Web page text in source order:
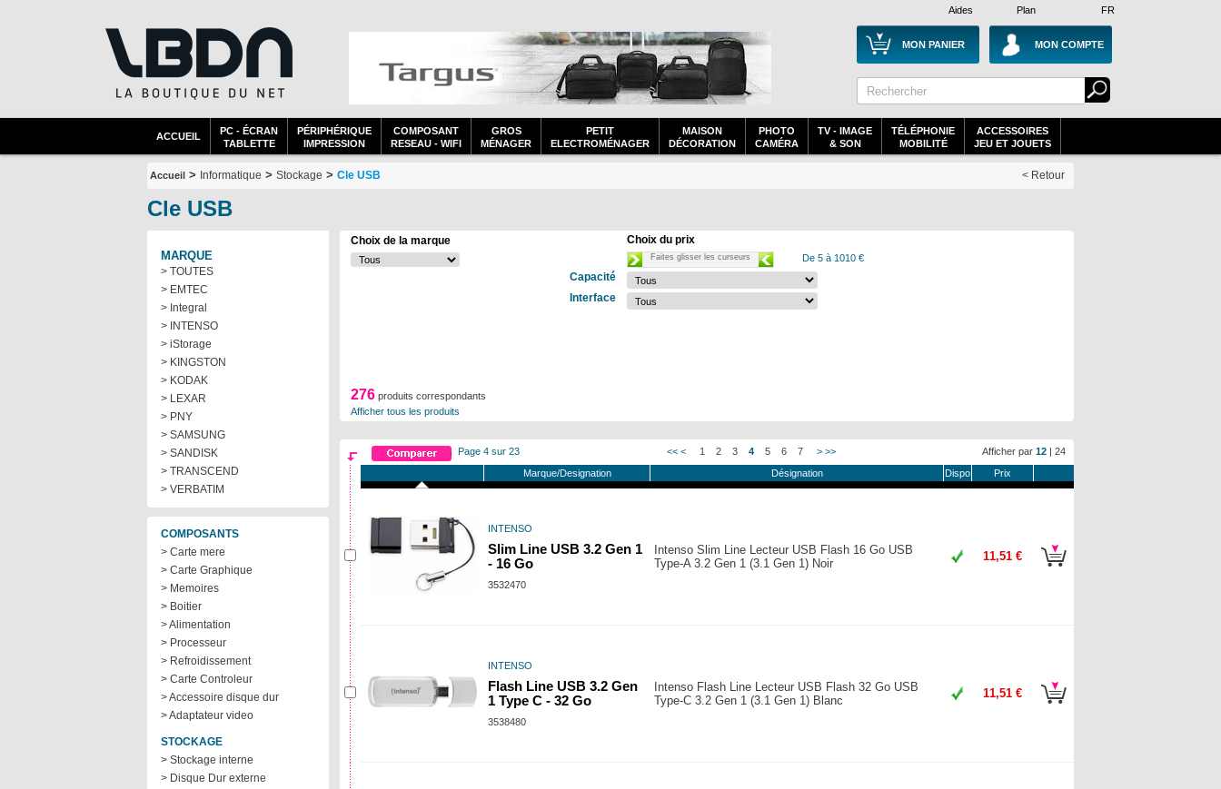
Plan
Aides FR
MON PANIER MON COMPTE
ACCUEIL
PC - ÉCRAN
TABLETTE
PÉRIPHÉRIQUE
IMPRESSION
COMPOSANT
RESEAU - WIFI
GROS
MÉNAGER
PETIT
ELECTROMÉNAGER
MAISON
DÉCORATION
PHOTO
CAMÉRA
TV - IMAGE
& SON
TÉLÉPHONIE
MOBILITÉ
ACCESSOIRES
JEU ET JOUETS
Accueil > Informatique > Stockage > Cle USB < Retour
Cle USB
MARQUE
> TOUTES
> EMTEC
> Integral
> INTENSO
> iStorage
> KINGSTON
> KODAK
> LEXAR
> PNY
> SAMSUNG
> SANDISK
> TRANSCEND
> VERBATIM
COMPOSANTS
> Carte mere
> Carte Graphique
> Memoires
> Boitier
> Alimentation
> Processeur
> Refroidissement
> Carte Controleur
> Accessoire disque dur
> Adaptateur video
STOCKAGE
> Stockage interne
> Disque Dur externe
Choix de la marque Choix du prix
Faites glisser les curseurs De 5 à 1010 €
Capacité
Interface
276 produits correspondants
Afficher tous les produits
Afficher par 12 | 24
Page 4 sur 23 << < 1 2 3 4 5 6 7 > >>
Marque/Designation
Désignation Dispo Prix
INTENSO
Slim Line USB 3.2 Gen 1
- 16 Go
3532470
Intenso Slim Line Lecteur USB Flash 16 Go USB
Type-A 3.2 Gen 1 (3.1 Gen 1) Noir
11,51 €
INTENSO
Flash Line USB 3.2 Gen
1 Type C - 32 Go
3538480
Intenso Flash Line Lecteur USB Flash 32 Go USB
Type-C 3.2 Gen 1 (3.1 Gen 1) Blanc
11,51 €